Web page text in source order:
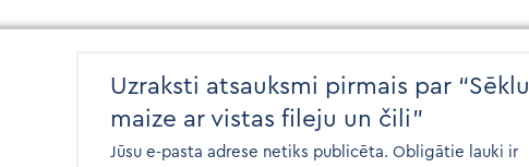
Uzraksti atsauksmi pirmais par “Sēklu
maize ar vistas fileju un čili”
Jūsu e-pasta adrese netiks publicēta. Obligātie lauki ir